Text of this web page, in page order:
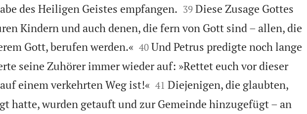
des Heiligen Geistes empfangen.
39 Diese Zusage Gottes
Kindern und auch denen, die fern von Gott sind – allen, die
Gott, berufen werden.«
40 Und Petrus predigte noch lange
seine Zuhörer immer wieder auf: »Rettet euch vor dieser
einem verkehrten Weg ist!«
41 Diejenigen, die glaubten,
hatte, wurden getauft und zur Gemeinde hinzugefügt – an